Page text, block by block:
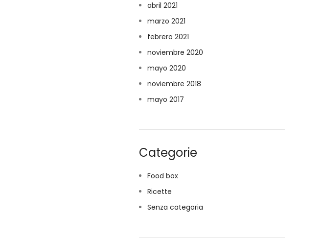
abril 2021
marzo 2021
febrero 2021
noviembre 2020
mayo 2020
noviembre 2018
mayo 2017
Categorie
Food box
Ricette
Senza categoria